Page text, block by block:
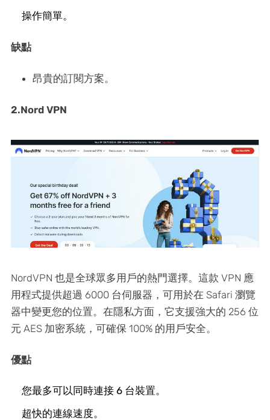
操作簡單。
缺點
昂貴的訂閱方案。
2.Nord VPN
NordVPN 也是全球眾多用戶的熱門選擇。這款 VPN 應
用程式提供超過 6000 台伺服器，可用於在 Safari 瀏覽
器中變更您的位置。在隱私方面，它支援強大的 256 位
元 AES 加密系統，可確保 100% 的用戶安全。
優點
您最多可以同時連接 6 台裝置。
超快的連線速度。